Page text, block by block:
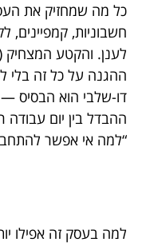
כל מה שמחזיק את
חשבוניות, קמפיינים,
לענן. והקטע
ההגנה על כל זה בלי
דו-שלבי הוא הבסיס —
ההבדל בין יום עבודה
“למה אי אפשר
למה בעסק זה אפילו